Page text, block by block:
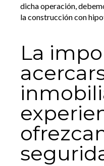
dicha operación,
la construcción con
La